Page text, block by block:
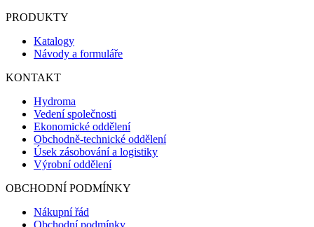
PRODUKTY
Katalogy
Návody a formuláře
KONTAKT
Hydroma
Vedení společnosti
Ekonomické oddělení
Obchodně-technické oddělení
Úsek zásobování a logistiky
Výrobní oddělení
OBCHODNÍ PODMÍNKY
Nákupní řád
Obchodní podmínky